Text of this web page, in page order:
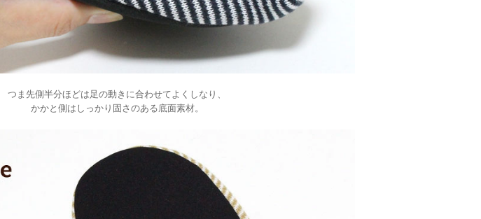
つま先側半分ほどは足の動きに合わせてよくしなり、
かかと側はしっかり固さのある底面素材。